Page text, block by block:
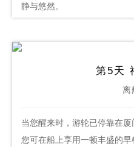
静与悠然。
第5天
离
当您醒来时，游轮已停靠在
您可在船上享用一顿丰盛的早